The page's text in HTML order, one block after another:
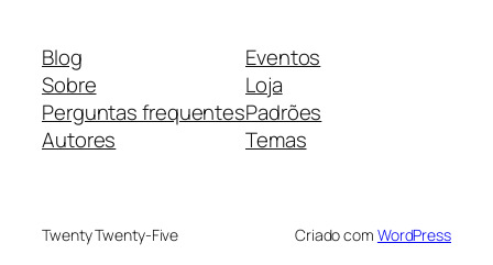
Blog
Sobre
Perguntas frequentes
Autores
Eventos
Loja
Padrões
Temas
Twenty Twenty-Five Criado com WordPress